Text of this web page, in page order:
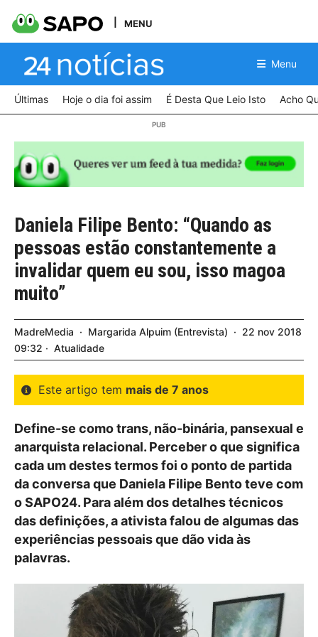
MENU
Menu
Últimas Hoje o dia foi assim É Desta Que Leio Isto Acho
Daniela Filipe Bento: “Quando as
pessoas estão constantemente a
invalidar quem eu sou, isso magoa
muito”
MadreMedia Margarida Alpuim Entrevista 22 nov 2018
09:32
Atualidade
Este artigo tem mais de 7 anos
Define-se como trans, não-binária, pansexual e
anarquista relacional. Perceber o que significa
cada um destes termos foi o ponto de partida
da conversa que Daniela Filipe Bento teve com
o SAPO24. Para além dos detalhes técnicos
das definições, a ativista falou de algumas das
experiências pessoais que dão vida às
palavras.